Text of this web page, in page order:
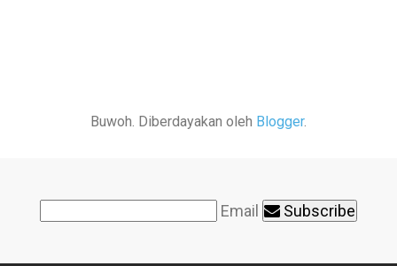
Buwoh. Diberdayakan oleh Blogger.
Email Subscribe